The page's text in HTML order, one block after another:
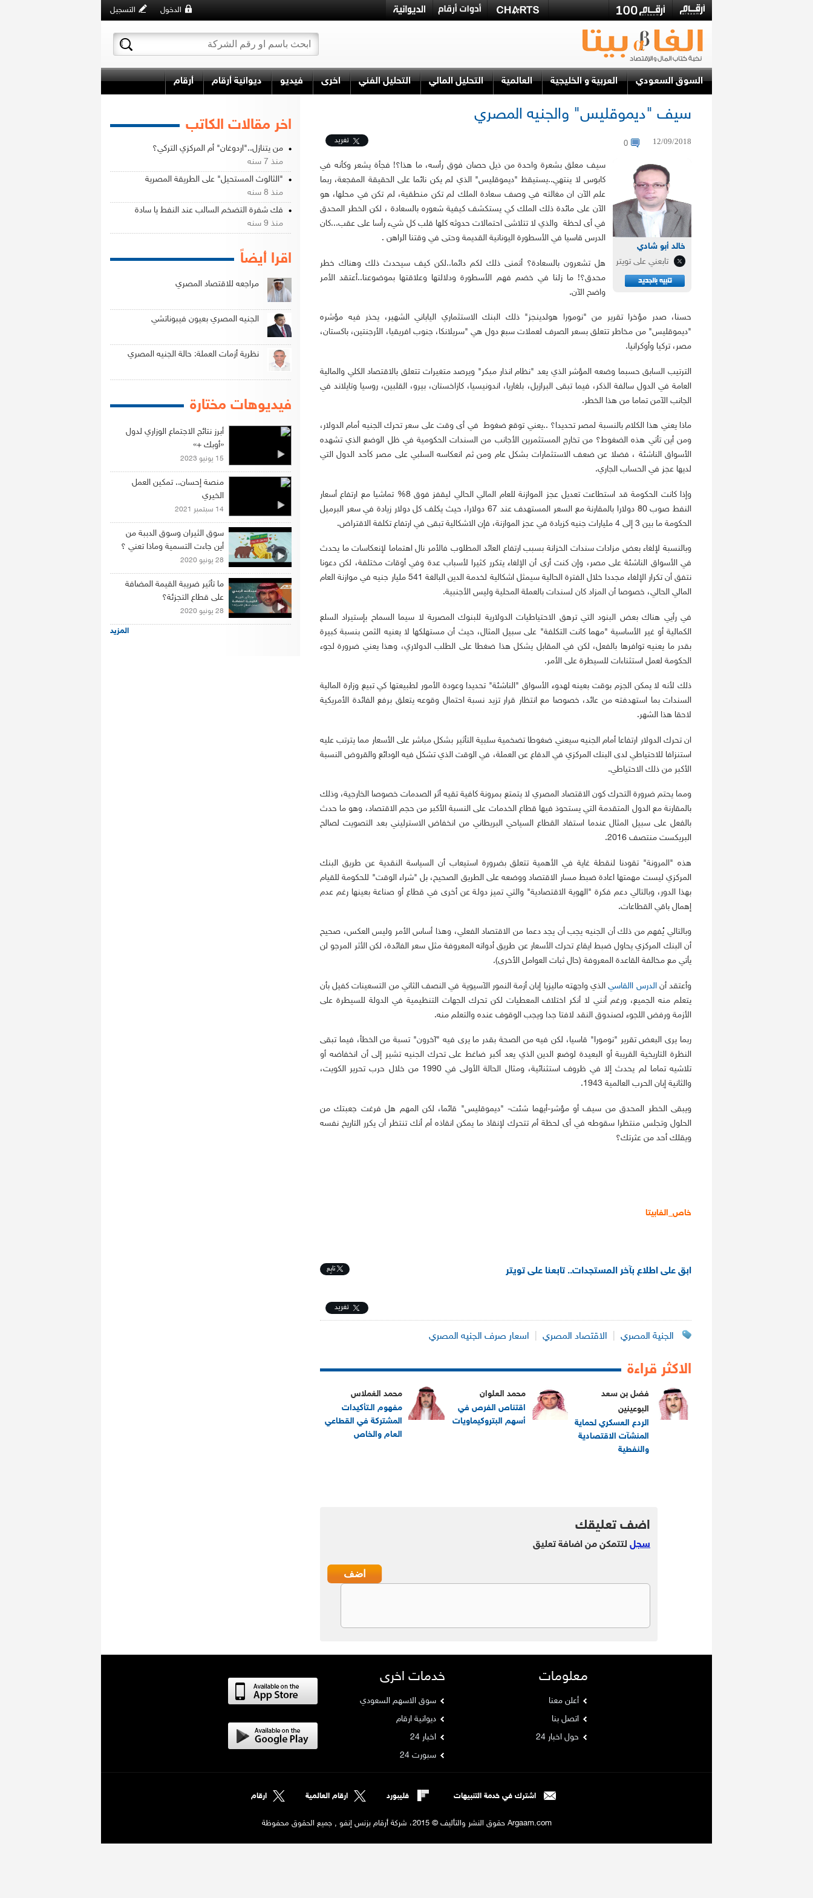
التسجيل الدخول
السوق السعودي العربية و الخليجية العالمية التحليل المالي التحليل الفني اخرى فيديو ديوانية أرقام أرقام
سيف "ديموقليس" والجنيه المصري
12/09/2018
0 تغريد
خالد أبو شادي
تابعني على تويتر
سيف معلق بشعرة واحدة من ذيل حصان فوق رأسه، ما هذا؟! فجأة يشعر وكأنه في
كابوس لا ينتهي..يستيقظ "ديموقليس" الذي لم يكن نائما على الحقيقة المفجعة، ربما
علم الآن ان مغالته في وصف سعادة الملك لم تكن منطقية، لم تكن في محلها، هو
الآن على مائدة ذلك الملك كي يستكشف كيفية شعوره بالسعادة ، لكن الخطر المحدق
في أى لحظة والذي لا تتلاشى احتمالات حدوثه كلها قلب كل شيء رأسا على عقب...كان
الدرس قاسيا في الأسطورة اليونانية القديمة وحتى في وقتنا الراهن .
هل تشعرون بالسعادة؟ أتمنى ذلك لكم دائما..لكن كيف سيحدث ذلك وهناك خطر
محدق؟! ما زلنا في خضم فهم الأسطورة ودلالتها وعلاقتها بموضوعنا..أعتقد الأمر
واضح الآن.
حسنا، صدر مؤخرا تقرير من "نومورا هولدينجز" ذلك البنك الاستثماري الياباني الشهير، يحذر فيه مؤشره
"ديموقليس" من مخاطر تتعلق بسعر الصرف لعملات سبع دول هي "سريلانكا، جنوب افريقيا، الأرجنتين، باكستان،
مصر، تركيا وأوكرانيا.
الترتيب السابق حسبما وضعه المؤشر الذي يعد "نظام انذار مبكر" ويرصد متغيرات تتعلق بالاقتصاد الكلي والمالية
العامة في الدول سالفة الذكر، فيما تبقى البرازيل، بلغاريا، اندونيسيا، كازاخستان، بيرو، القلبين، روسيا وتايلاند في
الجانب الآمن تماما من هذا الخطر.
ماذا يعني هذا الكلام بالنسبة لمصر تحديدا؟ ..يعني توقع ضغوط في أى وقت على سعر تحرك الجنيه أمام الدولار،
ومن أين تأتي هذه الضغوط؟ من تخارج المستثمرين الأجانب من السندات الحكومية في ظل الوضع الذي تشهده
الأسواق الناشئة ، فضلا عن ضعف الاستثمارات بشكل عام ومن ثم انعكاسه السلبي على مصر كأحد الدول التي
لديها عجز في الحساب الجاري.
وإذا كانت الحكومة قد استطاعت تعديل عجز الموازنة للعام المالي الحالي ليقفز فوق 8% تماشيا مع ارتفاع أسعار
النفط صوب 80 دولارا بالمقارنة مع السعر المستهدف عند 67 دولارا، حيث يكلف كل دولار زيادة في سعر البرميل
الحكومة ما بين 3 إلى 4 مليارات جنيه كزيادة في عجز الموازنة، فإن الاشكالية تبقى في ارتفاع تكلفة الاقتراض.
وبالنسبة لإلغاء بعض مزادات سندات الخزانة بسبب ارتفاع العائد المطلوب فالأمر نال اهتماما لإنعكاسات ما يحدث
في الأسواق الناشئة على مصر، وإن كنت أرى أن الإلغاء يتكرر كثيرا لأسباب عدة وفي أوقات مختلفة، لكن دعونا
نتفق أن تكرار الإلغاء مجددا خلال الفترة الحالية سيمثل اشكالية لخدمة الدين البالغة 541 مليار جنيه في موازنة العام
المالي الحالي، خصوصا أن المزاد كان لسندات بالعملة المحلية وليس الأجنبية.
في رأيي هناك بعض البنود التي ترهق الاحتياطيات الدولارية للبنوك المصرية لا سيما السماح بإستيراد السلع
الكمالية أو غير الأساسية "مهما كانت التكلفة" على سبيل المثال، حيث أن مستهلكها لا يعنيه الثمن بنسبة كبيرة
بقدر ما يعنيه توافرها بالفعل، لكن في المقابل يشكل هذا ضغطا على الطلب الدولاري، وهذا يعني ضرورة لجوء
الحكومة لعمل استثناءات للسيطرة على الأمر.
ذلك لأنه لا يمكن الجزم بوقت بعينه لهدوء الأسواق "الناشئة" تحديدا وعودة الأمور لطبيعتها كي تبيع وزارة المالية
السندات بما استهدفته من عائد، خصوصا مع انتظار قرار تزيد نسبة احتمال وقوعه يتعلق برفع الفائدة الأمريكية
لاحقا هذا الشهر.
ان تحرك الدولار ارتفاعا أمام الجنيه سيعني ضغوطا تضخمية سلبية التأثير بشكل مباشر على الأسعار مما يترتب عليه
استنزافا للاحتياطي لدى البنك المركزي في الدفاع عن العملة، في الوقت الذي تشكل فيه الودائع والقروض النسبة
الأكبر من ذلك الاحتياطي.
ومما يحتم ضرورة التحرك كون الاقتصاد المصري لا يتمتع بمرونة كافية تقيه أثر الصدمات خصوصا الخارجية، وذلك
بالمقارنة مع الدول المتقدمة التي يستحوذ فيها قطاع الخدمات على النسبة الأكبر من حجم الاقتصاد، وهو ما حدث
بالفعل على سبيل المثال عندما استفاد القطاع السياحي البريطاني من انخفاض الاسترليني بعد التصويت لصالح
البريكست منتصف 2016.
هذه "المرونة" تقودنا لنقطة غاية في الأهمية تتعلق بضرورة استيعاب أن السياسة النقدية عن طريق البنك
المركزي ليست مهمتها اعادة ضبط مسار الاقتصاد ووضعه على الطريق الصحيح، بل "شراء الوقت" للحكومة للقيام
بهذا الدور، وبالتالي دعم فكرة "الهوية الاقتصادية" والتي تميز دولة عن أخرى في قطاع أو صناعة بعينها رغم عدم
إهمال باقي القطاعات.
وبالتالي يُفهم من ذلك أن الجنيه يجب أن يجد دعما من الاقتصاد الفعلي، وهذا أساس الأمر وليس العكس، صحيح
أن البنك المركزي يحاول ضبط ايقاع تحرك الأسعار عن طريق أدواته المعروفة مثل سعر الفائدة، لكن الأثر المرجو لن
يأتي مع مخالفة القاعدة المعروفة (حال ثبات العوامل الأخرى).
وأعتقد أنالدرس االقاسيالذي واجهته ماليزيا إبان أزمة النمور الآسيوية في النصف الثاني من التسعينات كفيل بأن
يتعلم منه الجميع، ورغم أنني لا أنكر اختلاف المعطيات لكن تحرك الجهات التنظيمية في الدولة للسيطرة على
الأزمة ورفض اللجوء لصندوق النقد لافتا جدا ويجب الوقوف عنده والتعلم منه.
ربما يرى البعض تقرير "نومورا" قاسيا، لكن فيه من الصحة بقدر ما يرى فيه "آخرون" تسبة من الخطأ، فيما تبقى
النظرة التاريخية القريبة أو البعيدة لوضع الدين الذي يعد أكبر ضاغط على تحرك الجنيه تشير إلى أن انخفاضه أو
تلاشيه تماما لم يحدث إلا في ظروف استثنائية، ومثال الحالة الأولى في 1990 من خلال حرب تحرير الكويت،
والثانية إبان الحرب العالمية 1943.
ويبقى الخطر المحدق من سيف أو مؤشر-أيهما شئت- "ديموقليس" قائما، لكن المهم هل فرغت جعبتك من
الحلول وتجلس منتظرا سقوطه في أى لحظة أم تتحرك لإنقاذ ما يمكن انقاذه أم أنك تنتظر أن يكرر التاريخ نفسه
ويقلك أحد من عثرتك؟
خاص_الفابيتا
ابق على اطلاع بآخر المستجدات.. تابعنا على تويتر تابِع
تغريد
الجنية المصري الاقتصاد المصري اسعار صرف الجنيه المصري
الاكثر قراءة
فضل بن سعد
البوعينين
الردع العسكري لحماية
المنشآت الاقتصادية
والنفطية
محمد العلوان
اقتناص الفرص في
أسهم البتروكيماويات
محمد الغملاس
مفهوم الـتأكيدات
المشتركة في القطاعي
العام والخاص
اضف تعليقك
سجل لتتمكن من اضافة تعليق
اخر مقالات الكاتب
من يتنازل.."اردوغان" أم المركزي التركي؟
منذ 7 سنه
"الثالوث المستحيل" على الطريقة المصرية
منذ 8 سنه
فك شفرة التضخم السالب عند النفط يا سادة
منذ 9 سنه
اقرا أيضاً
مراجعه للاقتصاد المصري
الجنيه المصري بعيون فيبوناتشي
نظرية أزمات العملة: حالة الجنيه المصري
فيديوهات مختارة
أبرز نتائج الاجتماع الوزاري لدول
«أوبك +»
15 يونيو 2023
منصة إحسان.. تمكين العمل
الخيري
14 سبتمبر 2021
سوق الثيران وسوق الدببة من
أين جاءت التسمية وماذا تعني ؟
28 يونيو 2020
ما تأثير ضريبة القيمة المضافة
على قطاع التجزئة؟
28 يونيو 2020
المزيد
معلومات
أعلن معنا
اتصل بنا
حول اخبار 24
خدمات اخرى
سوق الاسهم السعودي
ديوانية ارقام
اخبار 24
سبورت 24
ارقام ارقام العالمية فليبورد اشترك في خدمة التنبيهات
Argaam.com حقوق النشر والتأليف © 2015، شركة أرقام بزنس إنفو , جميع الحقوق محفوظة